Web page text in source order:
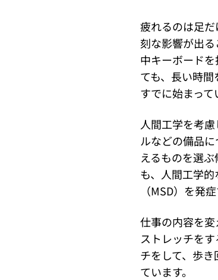
疲れるのは足
刻な影響が出
中キーボード
ても、長い時
すでに始まって
人間工学を考
ルなどの備品
えるものを選
も、人間工学
（MSD）を発
仕事の内容を
ストレッチを
チをして、歩
ています。